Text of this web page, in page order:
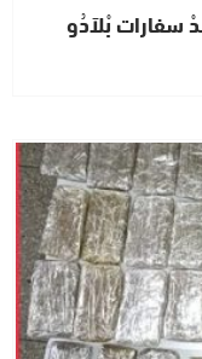
سفارات بْلاَدُو